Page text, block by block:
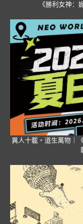
《勝利女神：
異人十載・道生萬物｜